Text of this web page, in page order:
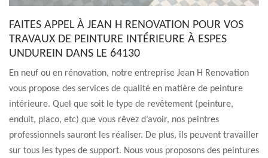
FAITES APPEL À JEAN H RENOVATION POUR VOS
TRAVAUX DE PEINTURE INTÉRIEURE À ESPES
UNDUREIN DANS LE 64130
En neuf ou en rénovation, notre entreprise Jean H Renovation
vous propose des services de qualité en matière de peinture
intérieure. Quel que soit le type de revêtement (peinture,
enduit, placo, etc) que vous rêvez d’avoir, nos peintres
professionnels sauront les réaliser. De plus, ils peuvent travailler
sur tous les types de support. Nous vous proposons des peintures